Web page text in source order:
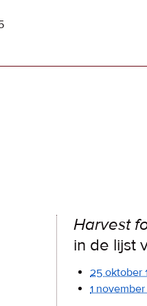
Harvest
in de lijst
25 oktober
1 november